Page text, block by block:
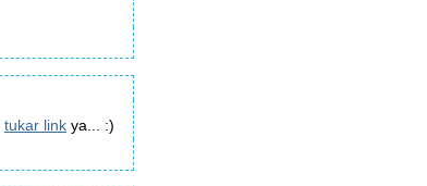
tukar link ya... :)